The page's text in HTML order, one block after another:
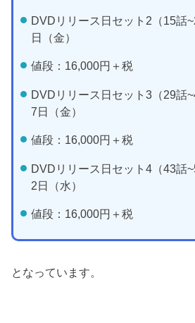
DVDリリース日セット2（15話
日（金）
値段：16,000円＋税
DVDリリース日セット3（29話
7日（金）
値段：16,000円＋税
DVDリリース日セット4（43話
2日（水）
値段：16,000円＋税
となっています。